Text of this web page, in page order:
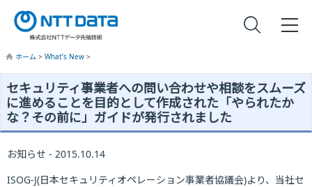
ホーム > What’s New >
セキュリティ事業者への問い合わせや相談をスムーズ
に進めることを目的として作成された「やられたか
な？その前に」ガイドが発行されました
お知らせ - 2015.10.14
ISOG-J(日本セキュリティオペレーション事業者協議会)より、当社セ